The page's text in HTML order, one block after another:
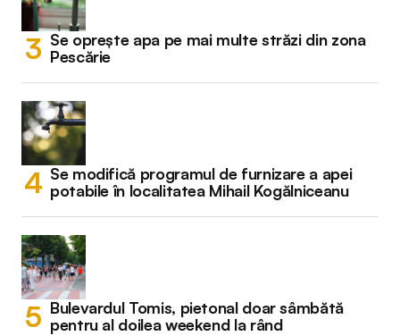
Se oprește apa pe mai multe străzi din zona
Pescărie
Se modifică programul de furnizare a apei
potabile în localitatea Mihail Kogălniceanu
Bulevardul Tomis, pietonal doar sâmbătă
pentru al doilea weekend la rând